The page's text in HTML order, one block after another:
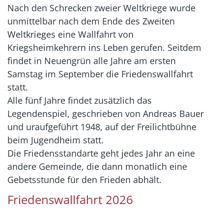
Nach den Schrecken zweier Weltkriege wurde
unmittelbar nach dem Ende des Zweiten
Weltkrieges eine Wallfahrt von
Kriegsheimkehrern ins Leben gerufen. Seitdem
findet in Neuengrün alle Jahre am ersten
Samstag im September die Friedenswallfahrt
statt.
Alle fünf Jahre findet zusätzlich das
Legendenspiel, geschrieben von Andreas Bauer
und uraufgeführt 1948, auf der Freilichtbühne
beim Jugendheim statt.
Die Friedensstandarte geht jedes Jahr an eine
andere Gemeinde, die dann monatlich eine
Gebetsstunde für den Frieden abhält.
Friedenswallfahrt 2026